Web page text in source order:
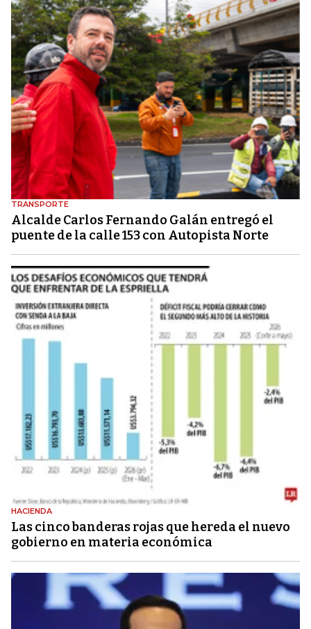
TRANSPORTE
Alcalde Carlos Fernando Galán entregó el
puente de la calle 153 con Autopista Norte
HACIENDA
Las cinco banderas rojas que hereda el nuevo
gobierno en materia económica